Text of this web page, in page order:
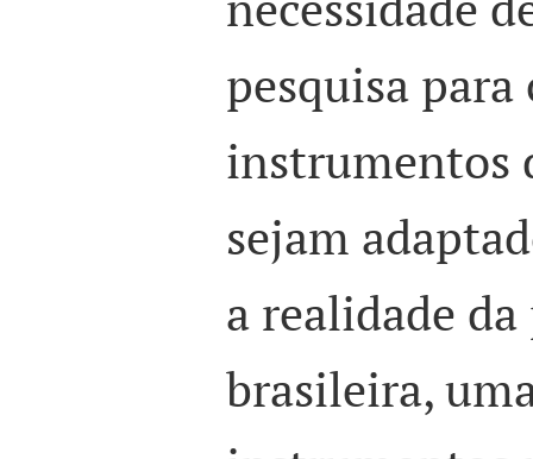
pesquisa
instrumentos
sejam
a realidade
brasileira,